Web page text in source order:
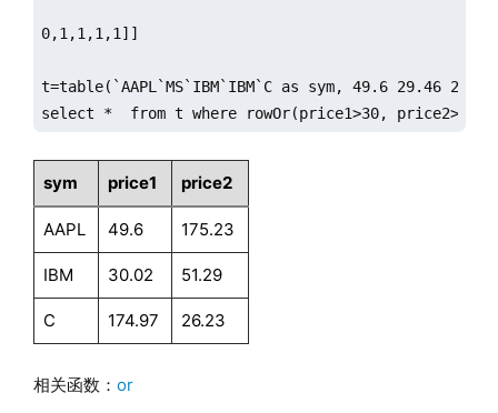
0,1,1,1,1]]
t=table(`AAPL`MS`IBM`IBM`C as sym, 49.6 29.46
select *  from t where rowOr(price1>30,
sym price1 price2
AAPL 49.6 175.23
IBM 30.02 51.29
C 174.97 26.23
相关函数： or